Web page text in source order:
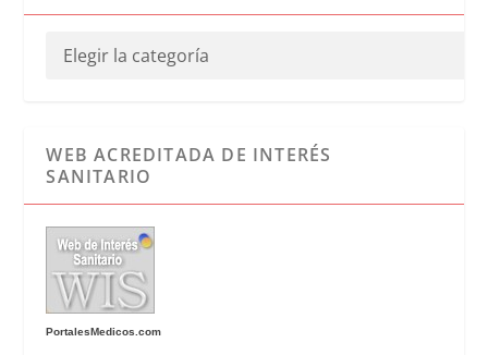
WEB ACREDITADA DE INTERÉS
SANITARIO
PortalesMedicos.com